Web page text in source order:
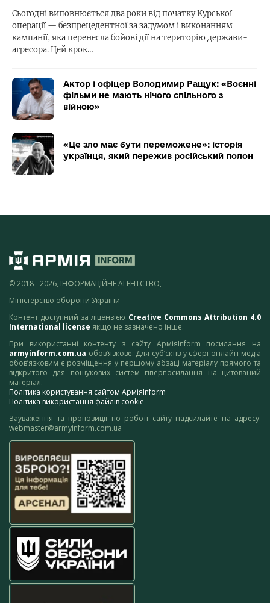
Сьогодні виповнюється два роки від початку Курської
операції — безпрецедентної за задумом і виконанням
кампанії, яка перенесла бойові дії на територію держави-
агресора. Цей крок…
Актор і офіцер Володимир Ращук: «Воєнні
фільми не мають нічого спільного з
війною»
«Це зло має бути переможене»: історія
українця, який пережив російський полон
© 2018 - 2026, ІНФОРМАЦІЙНЕ АГЕНТСТВО,
Міністерство оборони України
Контент доступний за ліцензією Creative Commons Attribution 4.0
International license якщо не зазначено інше.
При використанні контенту з сайту АрміяInform посилання на
armyinform.com.ua обов’язкове. Для суб’єктів у сфері онлайн-медіа
обов’язковим є розміщення у першому абзаці матеріалу прямого та
відкритого для пошукових систем гіперпосилання на цитований
матеріал.
Політика користування сайтом АрміяInform
Політика використання файлів cookie
Зауваження та пропозиції по роботі сайту надсилайте на адресу:
webmaster@armyinform.com.ua